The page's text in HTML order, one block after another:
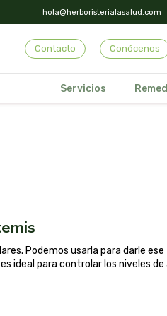
hola@herboristerialasalud.com
Contacto Conócenos
Servicios
Podemos usarla para darle
ideal para controlar los niveles de